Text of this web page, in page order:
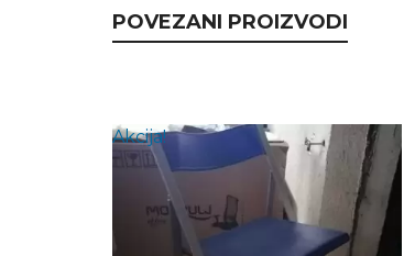
POVEZANI PROIZVODI
Akcija!